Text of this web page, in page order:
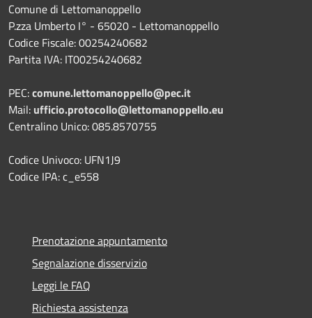
Comune di Lettomanoppello
P.zza Umberto I° - 65020 - Lettomanoppello
Codice Fiscale: 00254240682
Partita IVA: IT00254240682
PEC:comune.lettomanoppello@pec.it
Mail: ufficio.protocollo@lettomanoppello.eu
Centralino Unico: 085.8570755
Codice Univoco: UFN1J9
Codice IPA: c_e558
Prenotazione appuntamento
Segnalazione disservizio
Leggi le FAQ
Richiesta assistenza